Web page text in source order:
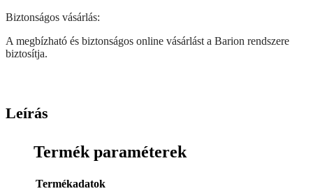
Biztonságos vásárlás:
A megbízható és biztonságos online vásárlást a Barion rendszere
biztosítja.
Leírás
Termék paraméterek
Termékadatok